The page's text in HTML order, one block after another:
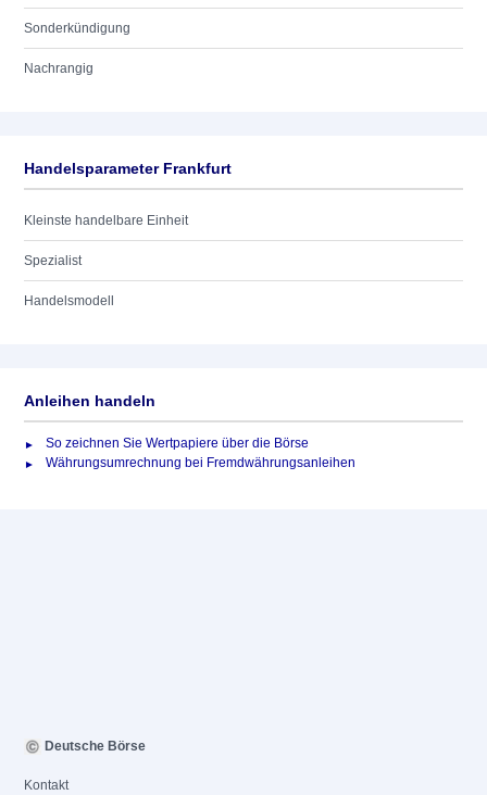
Sonderkündigung
Nachrangig
Handelsparameter Frankfurt
Kleinste handelbare Einheit
Spezialist
Handelsmodell
Anleihen handeln
So zeichnen Sie Wertpapiere über die Börse
Währungsumrechnung bei Fremdwährungsanleihen
Deutsche Börse
Kontakt